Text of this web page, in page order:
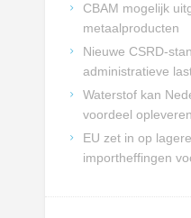
CBAM mogelijk
metaalproducten
Nieuwe CSRD-
administratieve
Waterstof kan
voordeel opleveren
EU zet in op
importheffingen